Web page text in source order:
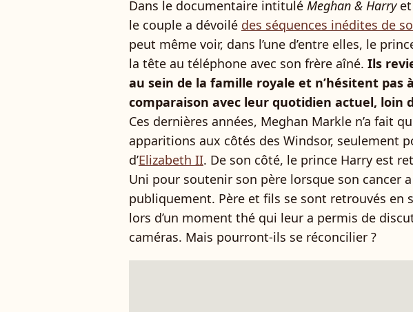
Dans le documentaire intitulé Meghan & Harryet
le couple a dévoilé des séquences inédites de
peut même voir, dans l’une d’entre elles, le
la tête au téléphone avec son frère aîné. Ils
au sein de la famille royale et n’hésitent pas
comparaison avec leur quotidien actuel, loin
Ces dernières années, Meghan Markle n’a fait
apparitions aux côtés des Windsor, seulement
d’Elizabeth II. De son côté, le prince Harry est
Uni pour soutenir son père lorsque son cancer
publiquement. Père et fils se sont retrouvés en
lors d’un moment thé qui leur a permis de
caméras. Mais pourront-ils se réconcilier ?